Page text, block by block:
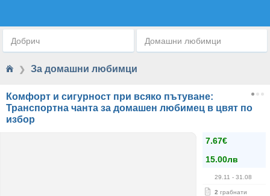
Добрич Домашни любимци
❯ За домашни любимци
Комфорт и сигурност при всяко пътуване:
Транспортна чанта за домашен любимец в цвят по
избор
7.67€
15.00лв
29.11 - 31.08
2 грабнати